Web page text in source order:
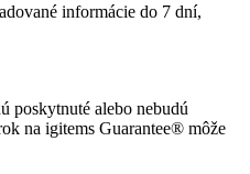
informácie do 7 dní,
poskytnuté alebo nebudú
na igitems Guarantee® môže